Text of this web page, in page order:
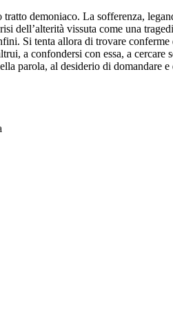
demoniaco. La sofferenza,
dell’alterità vissuta come una
Si tenta allora di trovare
a confondersi con essa, a
parola, al desiderio di